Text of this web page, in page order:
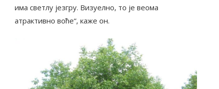
има светлу језгру. Визуелно, то је веома
атрактивно воће“, каже он.